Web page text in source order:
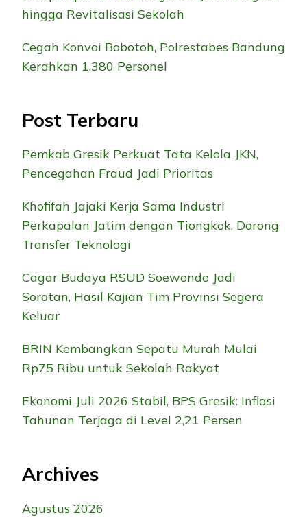
hingga Revitalisasi Sekolah
Cegah Konvoi Bobotoh, Polrestabes Bandung
Kerahkan 1.380 Personel
Post Terbaru
Pemkab Gresik Perkuat Tata Kelola JKN,
Pencegahan Fraud Jadi Prioritas
Khofifah Jajaki Kerja Sama Industri
Perkapalan Jatim dengan Tiongkok, Dorong
Transfer Teknologi
Cagar Budaya RSUD Soewondo Jadi
Sorotan, Hasil Kajian Tim Provinsi Segera
Keluar
BRIN Kembangkan Sepatu Murah Mulai
Rp75 Ribu untuk Sekolah Rakyat
Ekonomi Juli 2026 Stabil, BPS Gresik: Inflasi
Tahunan Terjaga di Level 2,21 Persen
Archives
Agustus 2026